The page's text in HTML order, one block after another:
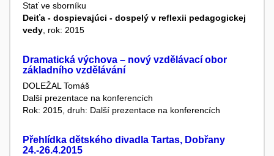
Stať ve sborníku
Deiťa - dospievajúci - dospelý v reflexii pedagogickej
vedy, rok: 2015
Dramatická výchova – nový vzdělávací obor
základního vzdělávání
DOLEŽAL Tomáš
Další prezentace na konferencích
Rok: 2015, druh: Další prezentace na konferencích
Přehlídka dětského divadla Tartas, Dobřany
24.-26.4.2015